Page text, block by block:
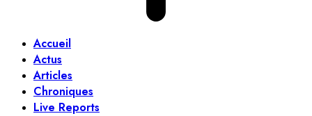
Accueil
Actus
Articles
Chroniques
Live Reports